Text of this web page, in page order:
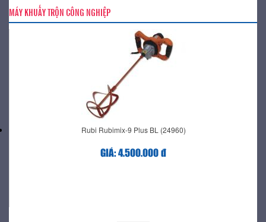
MÁY KHUẤY TRỘN CÔNG NGHIỆP
Rubi Rubimix-9 Plus BL (24960)
GIÁ: 4.500.000 đ